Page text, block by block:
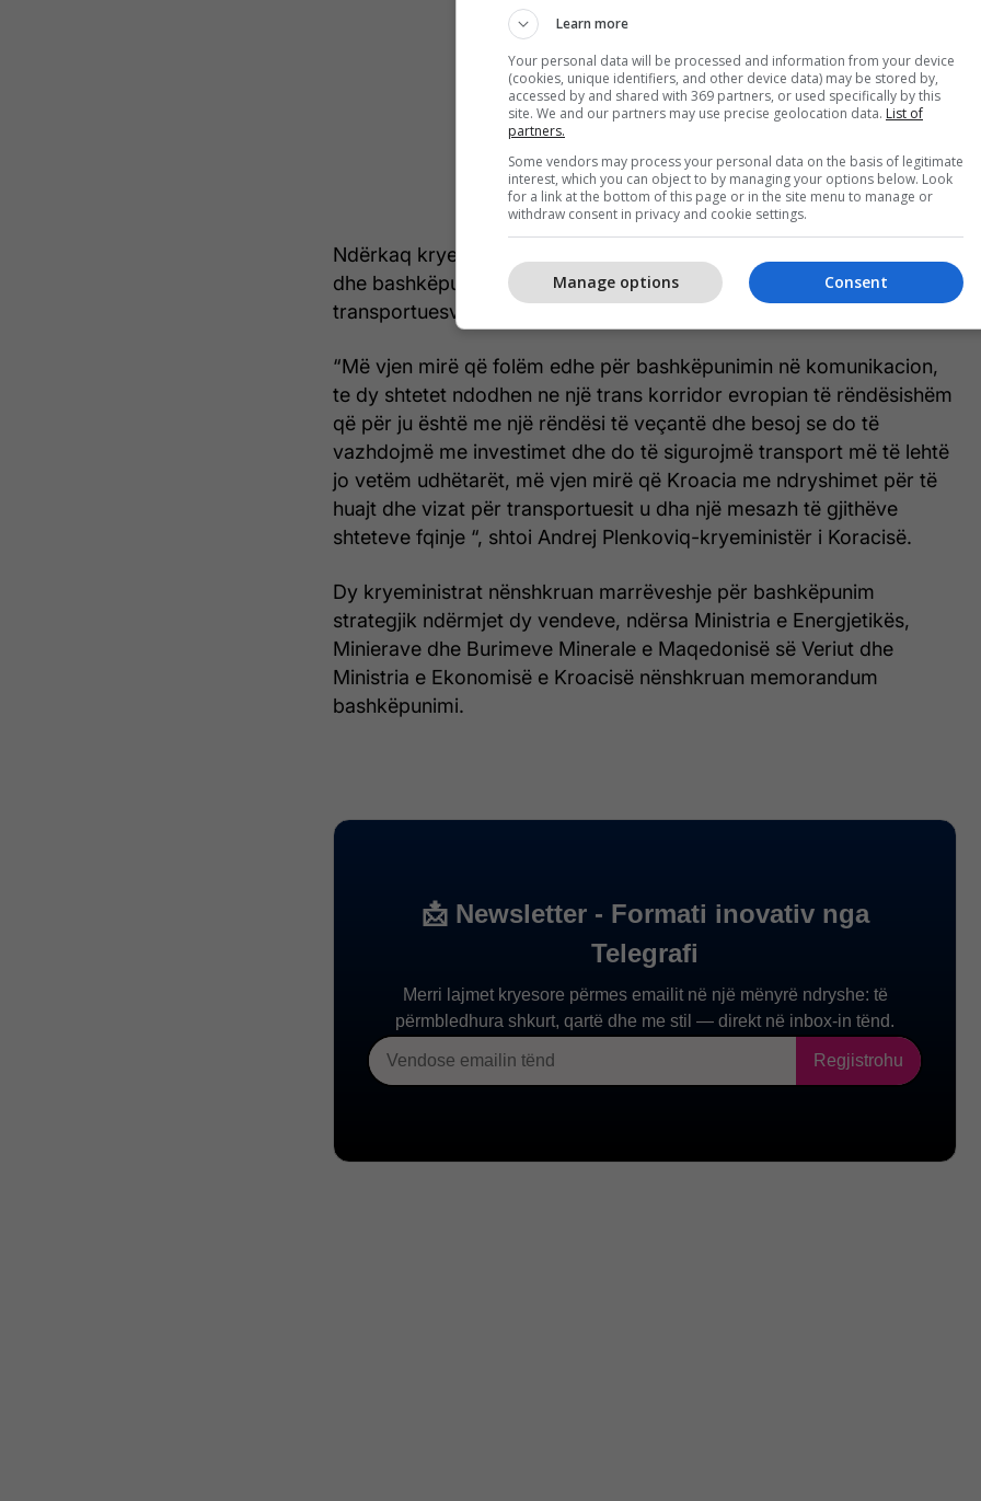
Ndërkaq kryeministri kroat theksin e vuri te infrastruktura rrugore
dhe bashkëpunimi i dy shteteve në fushën e sigurisë së
transportuesve dhe transport më të lehtë të mallrave.
“Më vjen mirë që folëm edhe për bashkëpunimin në komunikacion,
te dy shtetet ndodhen ne një trans korridor evropian të rëndësishëm
që për ju është me një rëndësi të veçantë dhe besoj se do të
vazhdojmë me investimet dhe do të sigurojmë transport më të lehtë
jo vetëm udhëtarët, më vjen mirë që Kroacia me ndryshimet për të
huajt dhe vizat për transportuesit u dha një mesazh të gjithëve
shteteve fqinje “, shtoi Andrej Plenkoviq-kryeministër i Koracisë.
Dy kryeministrat nënshkruan marrëveshje për bashkëpunim
strategjik ndërmjet dy vendeve, ndërsa Ministria e Energjetikës,
Minierave dhe Burimeve Minerale e Maqedonisë së Veriut dhe
Ministria e Ekonomisë e Kroacisë nënshkruan memorandum
bashkëpunimi.
Learn more
Your personal data will be processed and information from your device
(cookies, unique identifiers, and other device data) may be stored by,
accessed by and shared with 369 partners, or used specifically by this
site. We and our partners may use precise geolocation data. List of
partners.
Some vendors may process your personal data on the basis of legitimate
interest, which you can object to by managing your options below. Look
for a link at the bottom of this page or in the site menu to manage or
withdraw consent in privacy and cookie settings.
Consent
Manage options